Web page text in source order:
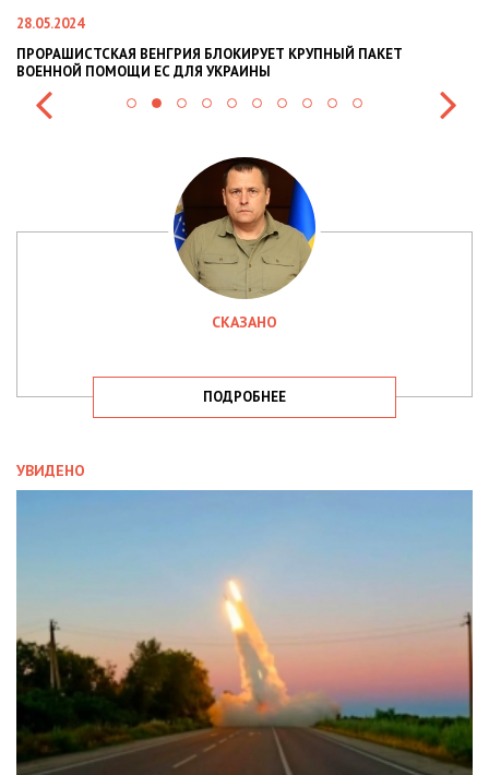
28.05.2024
ПРОРАШИСТСКАЯ ВЕНГРИЯ БЛОКИРУЕТ КРУПНЫЙ ПАКЕТ
ВОЕННОЙ ПОМОЩИ ЕС ДЛЯ УКРАИНЫ
СКАЗАНО
ПОДРОБНЕЕ
УВИДЕНО